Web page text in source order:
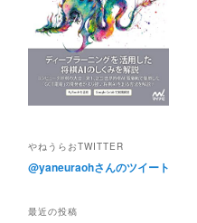
やねうらおTWITTER
@yaneuraohさんのツイート
最近の投稿